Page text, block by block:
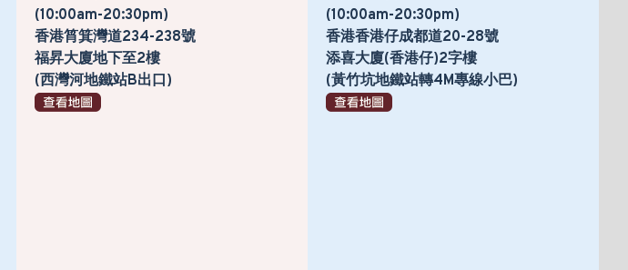
(10:00am-20:30pm)
香港筲箕灣道234-238號
福昇大廈地下至2樓
(西灣河地鐵站B出口)
(10:00am-20:30pm)
香港香港仔成都道20-28號
添喜大廈(香港仔)2字樓
(黃竹坑地鐵站轉4M專線小巴)